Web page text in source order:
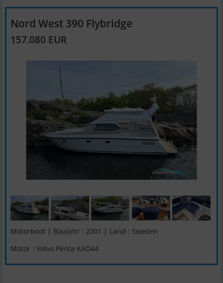
Nord West 390 Flybridge
157.080 EUR
Motorboot | Baujahr : 2001 | Land : Sweden
Motor : Volvo Penta KAD44